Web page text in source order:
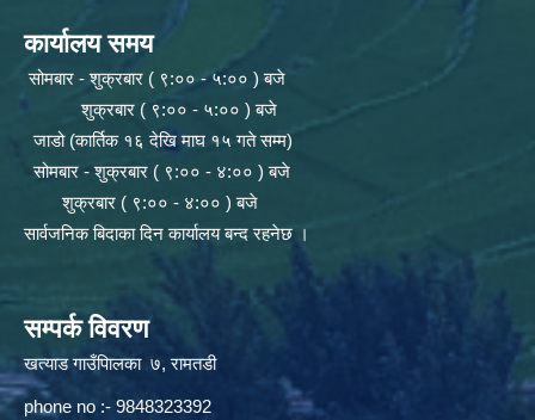
कार्यालय समय
सोमबार - शुक्रबार ( ९:०० - ५:०० ) बजे
शुक्रबार ( ९:०० - ५:०० ) बजे
जाडो (कार्तिक १६ देखि माघ १५ गते सम्म)
सोमबार - शुक्रबार ( ९:०० - ४:०० ) बजे
शुक्रबार ( ९:०० - ४:०० ) बजे
सार्वजनिक बिदाका दिन कार्यालय बन्द रहनेछ ।
सम्पर्क विवरण
खत्याड गाउँपािलका ७, रामतडी
phone no :- 9848323392